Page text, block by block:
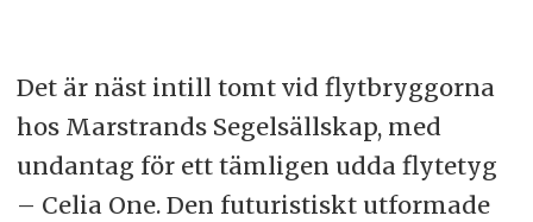
Det är näst intill tomt vid flytbryggorna
hos Marstrands Segelsällskap, med
undantag för ett tämligen udda flytetyg
– Celia One. Den futuristiskt utformade